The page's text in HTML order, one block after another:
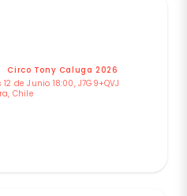
Circo Tony Caluga 2026
de Junio 18:00, J7G9+QVJ
Chile